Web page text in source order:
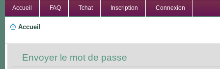
Accueil FAQ Tchat Inscription Connexion
Accueil
Envoyer le mot de passe